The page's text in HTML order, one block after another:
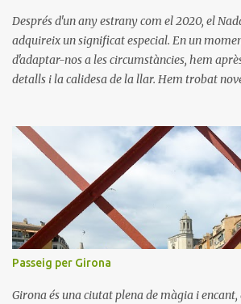
Després d'un any estrany com el 2020, el
adquireix un significat especial. En un
d'adaptar-nos a les circumstàncies, hem
detalls i la calidesa de la llar. Hem trobat
tornar a descobrir nous llocs i viure noves
que aquest Nadal us porti pau, amor i
Nadal i un pròsper Any Nou!
Passeig per Girona
Girona és una ciutat plena de màgia i